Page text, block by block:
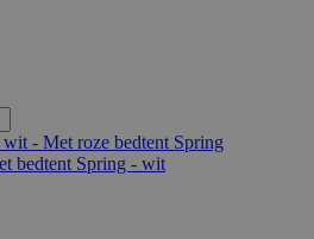
bedtent Spring - wit